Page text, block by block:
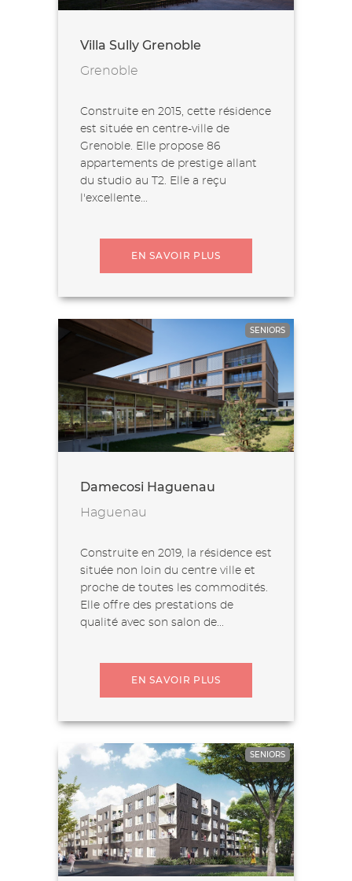
Villa Sully Grenoble
Grenoble
Construite en 2015, cette résidence
est située en centre-ville de
Grenoble. Elle propose 86
appartements de prestige allant
du studio au T2. Elle a reçu
l'excellente...
EN SAVOIR PLUS
SENIORS
Damecosi Haguenau
Haguenau
Construite en 2019, la résidence est
située non loin du centre ville et
proche de toutes les commodités.
Elle offre des prestations de
qualité avec son salon de...
EN SAVOIR PLUS
SENIORS